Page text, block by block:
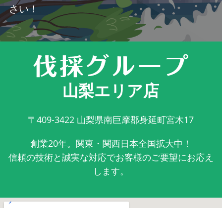
さい！
山梨エリア店
〒409-3422 山梨県南巨摩郡身延町宮木17
創業20年。関東・関西日本全国拡大中！
信頼の技術と誠実な対応でお客様のご要望にお応え
します。